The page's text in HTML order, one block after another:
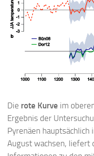
Die rote Kurve im
Ergebnis der
Pyrenäen hauptsächlich
August wachsen, liefert